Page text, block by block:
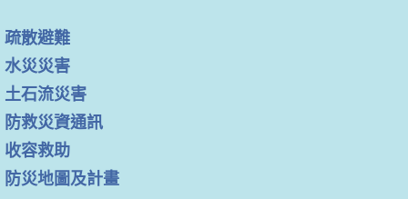
疏散避難
水災災害
土石流災害
防救災資通訊
收容救助
防災地圖及計畫